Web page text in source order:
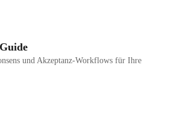
und Akzeptanz-Workflows für Ihre